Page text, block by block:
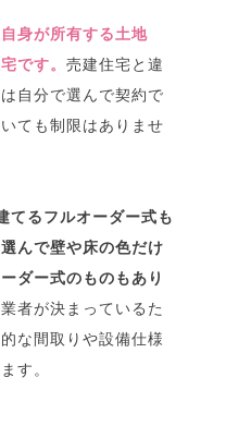
身が所有する土地
です。売建住宅と違
自分で選んで契約で
ても制限はありませ
てるフルオーダー式も
んで壁や床の色だけ
ダー式のものもあり
者が決まっているた
な間取りや設備仕様
す。